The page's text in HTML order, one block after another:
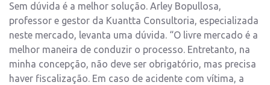
Sem dúvida é a melhor solução. Arley Bopullosa,
professor e gestor da Kuantta Consultoria, especializada
neste mercado, levanta uma dúvida. “O livre mercado é a
melhor maneira de conduzir o processo. Entretanto, na
minha concepção, não deve ser obrigatório, mas precisa
haver fiscalização. Em caso de acidente com vítima, a